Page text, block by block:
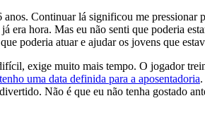
Continuar lá significou me pressionar
hora. Mas eu não senti que poderia
poderia atuar e ajudar os jovens que
exige muito mais tempo. O jogador
uma data definida para a aposentadoria
Não é que eu não tenha gostado